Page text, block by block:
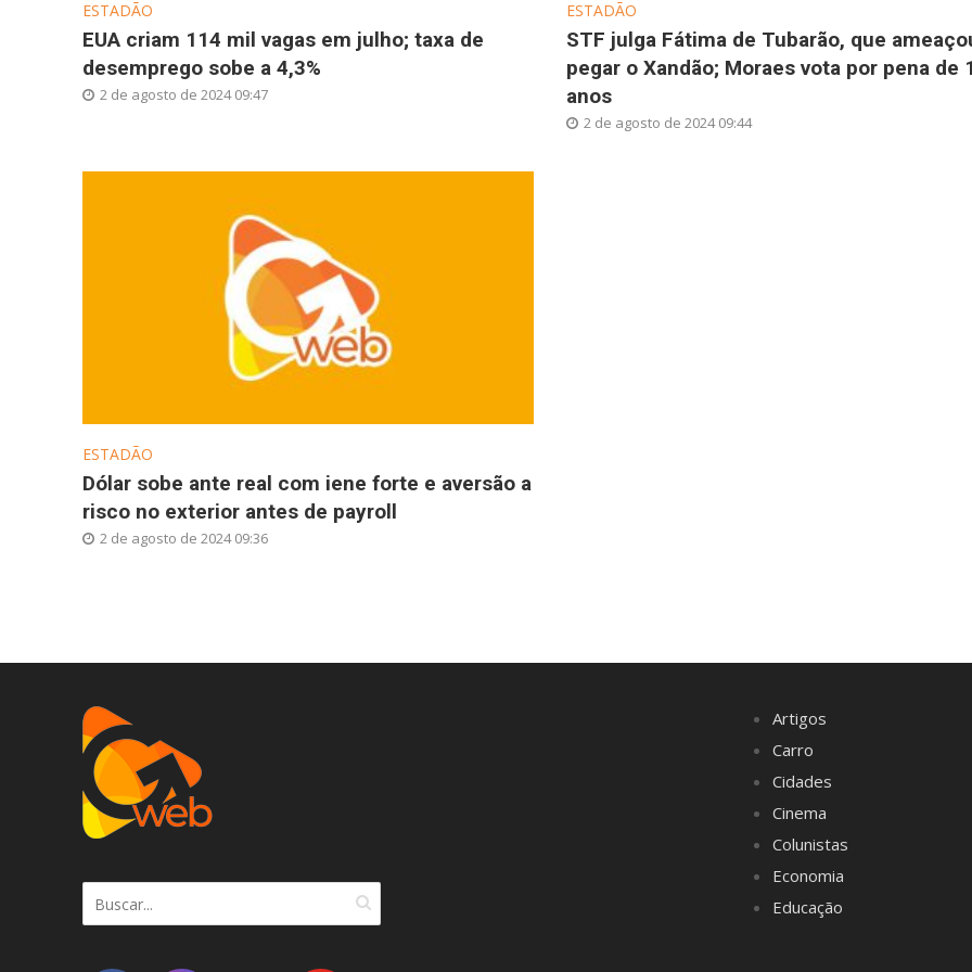
ESTADÃO
EUA criam 114 mil vagas em julho; taxa de
desemprego sobe a 4,3%
2 de agosto de 2024 09:47
ESTADÃO
STF julga Fátima de Tubarão, que
pegar o Xandão; Moraes vota por pena de
anos
2 de agosto de 2024 09:44
ESTADÃO
Dólar sobe ante real com iene forte e aversão a
risco no exterior antes de payroll
2 de agosto de 2024 09:36
Artigos
Carro
Cidades
Cinema
Colunistas
Economia
Educação